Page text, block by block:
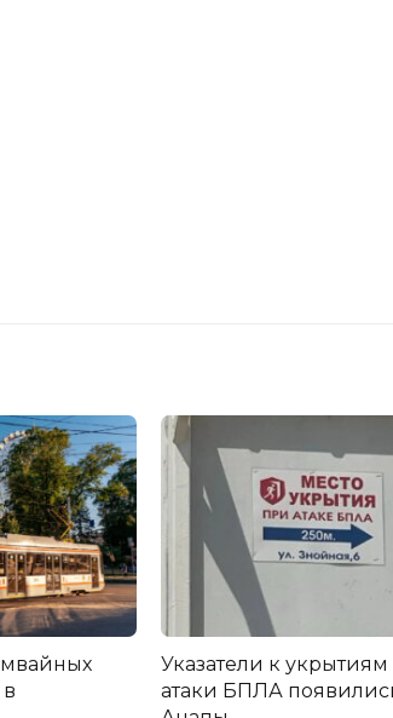
Указатели к укрытиям
атаки БПЛА